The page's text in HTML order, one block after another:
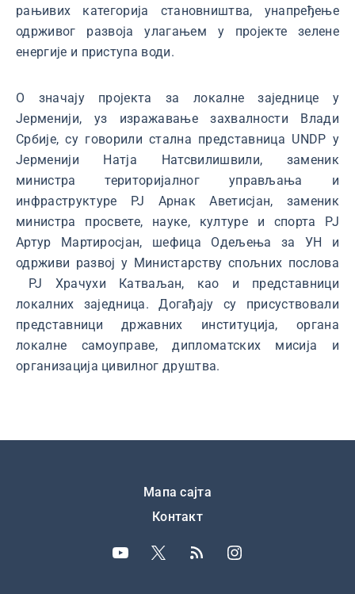
рањивих категорија становништва, унапређење
одрживог развоја улагањем у пројекте зелене
енергије и приступа води.
О значају пројекта за локалне заједнице у
Јерменији, уз изражавање захвалности Влади
Србије, су говорили стална представница UNDP у
Јерменији Натја Натсвилишвили, заменик
министра територијалног управљања и
инфраструктуре РЈ Арнак Аветисјан, заменик
министра просвете, науке, културе и спорта РЈ
Артур Мартиросјан, шефица Одељења за УН и
одрживи развој у Министарству спољних послова
РЈ Храчухи Катваљан, као и представници
локалних заједница. Догађају су присуствовали
представници државних институција, органа
локалне самоуправе, дипломатских мисија и
организација цивилног друштва.
Мапа сајта
Контакт